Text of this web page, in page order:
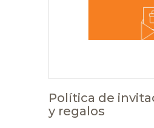
Política de
y regalos